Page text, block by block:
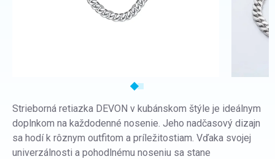
Strieborná retiazka DEVON v kubánskom štýle je ideálnym
doplnkom na každodenné nosenie. Jeho nadčasový dizajn
sa hodí k rôznym outfitom a príležitostiam. Vďaka svojej
univerzálnosti a pohodlnému noseniu sa stane